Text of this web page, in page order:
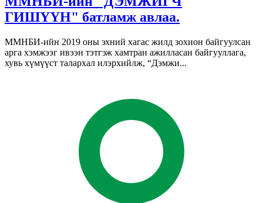
ГИШҮҮН" батламж авлаа.
ММНБИ-ийн 2019 оны эхний хагас жилд зохион байгуулсан
арга хэмжээг ивээн тэтгэж хамтран ажилласан байгууллага,
хувь хүмүүст талархал илэрхийлж, “Дэмжи...